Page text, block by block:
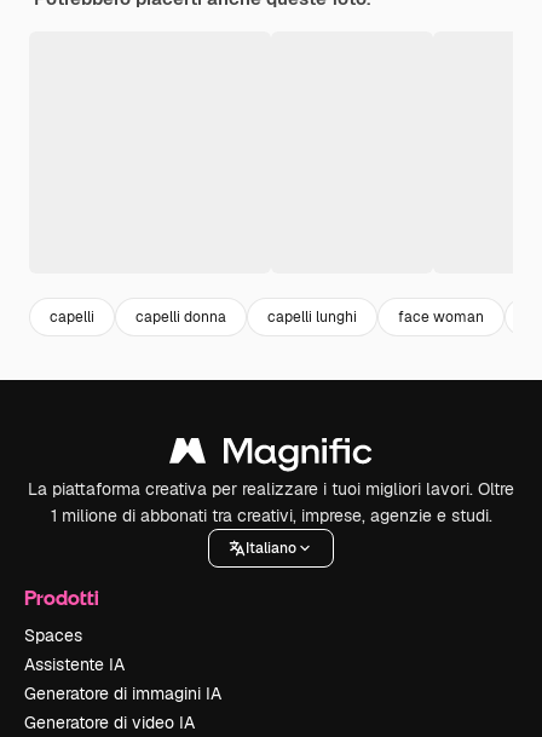
capelli capelli donna capelli lunghi face woman
La piattaforma creativa per realizzare i tuoi migliori lavori. Oltre
1 milione di abbonati tra creativi, imprese, agenzie e studi.
Italiano
Prodotti
Spaces
Assistente IA
Generatore di immagini IA
Generatore di video IA